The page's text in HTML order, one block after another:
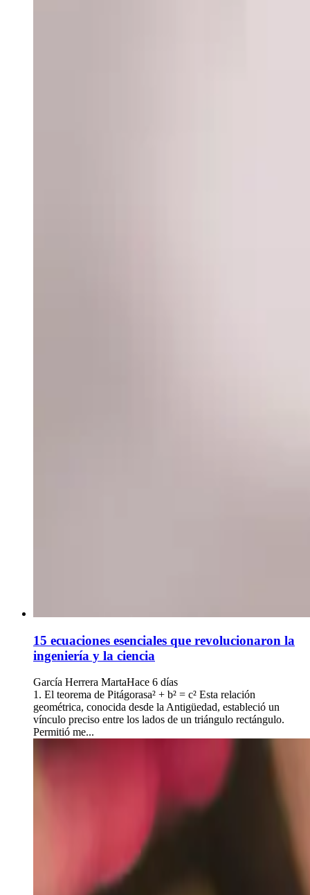
15 ecuaciones esenciales que revolucionaron la
ingeniería y la ciencia
García Herrera MartaHace 6 días
1. El teorema de Pitágorasa² + b² = c² Esta relación
geométrica, conocida desde la Antigüedad, estableció un
vínculo preciso entre los lados de un triángulo rectángulo.
Permitió me...